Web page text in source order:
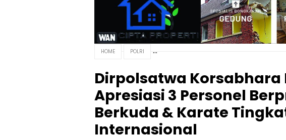
HOME POLRI
Dirpolsatwa Korsabhara
Apresiasi 3 Personel
Berkuda & Karate
Internasional